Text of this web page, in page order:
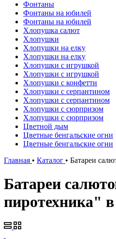
Фонтаны
Фонтаны на юбилей
Фонтаны на юбилей
Хлопушка салют
Хлопушки
Хлопушки на елку
Хлопушки на елку
Хлопушки с игрушкой
Хлопушки с игрушкой
Хлопушки с конфетти
Хлопушки с серпантином
Хлопушки с серпантином
Хлопушки с сюрпризом
Хлопушки с сюрпризом
Цветной дым
Цветные бенгальские огни
Цветные бенгальские огни
Главная • Каталог • Батареи
Батареи
пиротехника"